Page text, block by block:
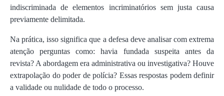
indiscriminada de elementos incriminatórios sem justa causa
previamente delimitada.
Na prática, isso significa que a defesa deve analisar com extrema
atenção perguntas como: havia fundada suspeita antes da
revista? A abordagem era administrativa ou investigativa? Houve
extrapolação do poder de polícia? Essas respostas podem definir
a validade ou nulidade de todo o processo.